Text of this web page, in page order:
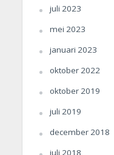
juli 2023
mei 2023
januari 2023
oktober 2022
oktober 2019
juli 2019
december 2018
juli 2018